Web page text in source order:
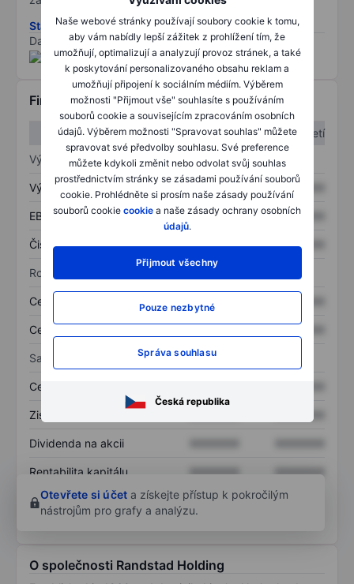
Naše webové stránky používají soubory cookie k tomu,
aby vám nabídly lepší zážitek z prohlížení tím, že
umožňují, optimalizují a analyzují provoz stránek, a také
k poskytování personalizovaného obsahu reklam a
umožňují připojení k sociálním médiím. Výběrem
možnosti "Přijmout vše" souhlasíte s používáním
souborů cookie a souvisejícím zpracováním osobních
údajů. Výběrem možnosti "Spravovat souhlas" můžete
spravovat své předvolby souhlasu. Své preference
můžete kdykoli změnit nebo odvolat svůj souhlas
prostřednictvím stránky se zásadami používání souborů
cookie. Prohlédněte si prosím naše zásady používání
souborů cookie cookie a naše zásady ochrany osobních
údajů.
Přijmout všechny
Pouze nezbytné
Správa souhlasu
Česká republika
Stáhněte si metodiku rizik ESG
Data poskytnuta od
/
Finanční informace
1. čtvrtletí
2. čtvrtletí
Výkaz zisku a ztráty
Výnos XXXXXXX XXXXXXX
EBITDA XXXXXXX XXXXXXX
Čistý příjem XXXXXXX XXXXXXX
Rozvaha
Celková aktiva XXXXXXX
Celkový dluh
Sazby
Cena/tržby
Zisk na akcii
Dividenda na akcii
Rentabilita kapitálu XXXXXXX
XXXXXXX
Otevřete si účet a získejte přístup k pokročilým
nástrojům pro grafy a analýzu.
O společnosti Randstad Holding